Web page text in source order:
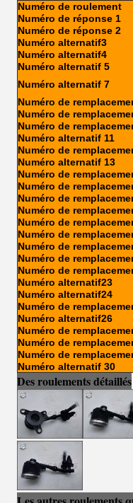
Numéro de roulement
Numéro de réponse 1
Numéro de réponse 2
Numéro alternatif3
Numéro alternatif4
Numéro alternatif 5
Numéro alternatif 7
Numéro de
Numéro de
Numéro de
Numéro alternatif 11
Numéro de
Numéro alternatif 13
Numéro de
Numéro de
Numéro de
Numéro de
Numéro de
Numéro de
Numéro de
Numéro de
Numéro de
Numéro alternatif23
Numéro alternatif24
Numéro de
Numéro alternatif26
Numéro de
Numéro de
Numéro de
Numéro alternatif 30
Des roulements détaillés